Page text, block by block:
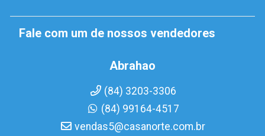
Fale com um de nossos vendedores
Abrahao
(84) 3203-3306
(84) 99164-4517
vendas5@casanorte.com.br